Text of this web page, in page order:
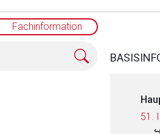
Fachinformation
51.